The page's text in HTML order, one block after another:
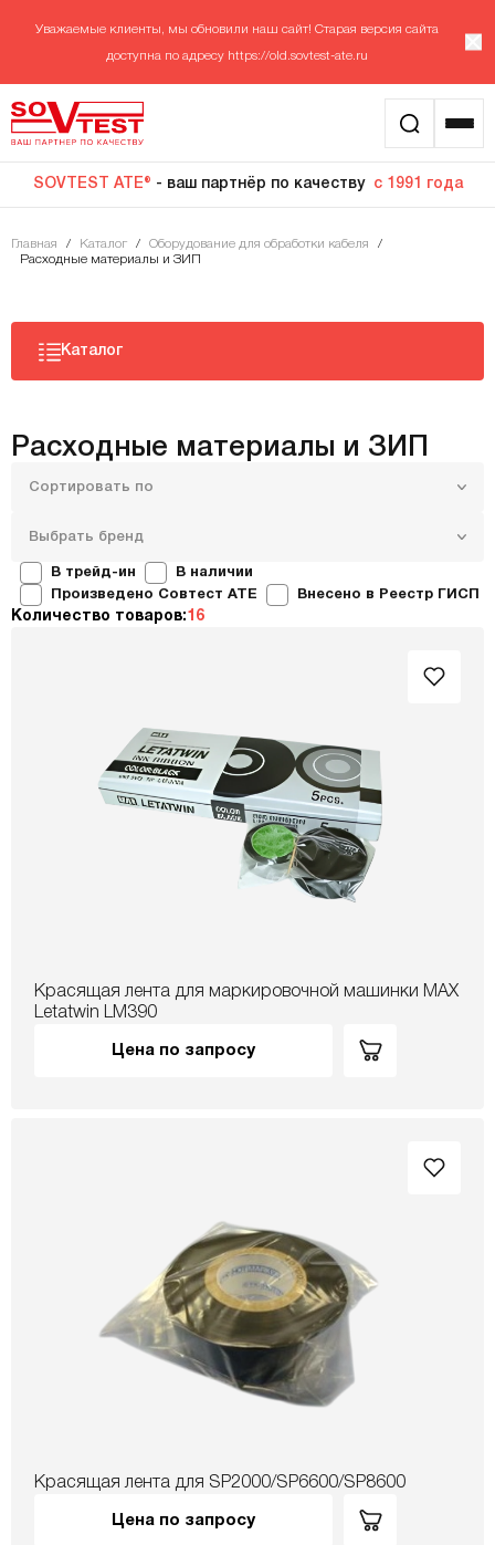
Уважаемые клиенты, мы обновили наш сайт! Старая версия сайта
доступна по адресу https://old.sovtest-ate.ru
SOVTEST ATE® - ваш партнёр по качеству с 1991 года
Главная / Каталог / Оборудование для обработки кабеля
/
Расходные материалы и ЗИП
Каталог
Расходные материалы и ЗИП
Сортировать по
Выбрать бренд
В трейд-ин
В наличии
Произведено Совтест ATE
Внесено в Реестр ГИСП
Количество товаров:16
Красящая лента для маркировочной машинки МАХ
Letatwin LM390
Цена по запросу
Красящая лента для SP2000/SP6600/SP8600
Цена по запросу